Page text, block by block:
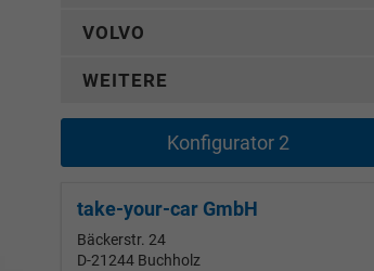
VOLVO
WEITERE
Konfigurator 2
take-your-car GmbH
Bäckerstr. 24
D-21244 Buchholz